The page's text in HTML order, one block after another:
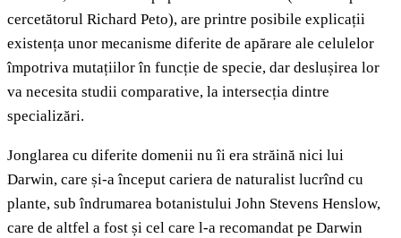
cercetătorul Richard Peto), are printre posibile explicații
existența unor mecanisme diferite de apărare ale celulelor
împotriva mutațiilor în funcție de specie, dar deslușirea lor
va necesita studii comparative, la intersecția dintre
specializări.
Jonglarea cu diferite domenii nu îi era străină nici lui
Darwin, care și-a început cariera de naturalist lucrînd cu
plante, sub îndrumarea botanistului John Stevens Henslow,
care de altfel a fost și cel care l-a recomandat pe Darwin